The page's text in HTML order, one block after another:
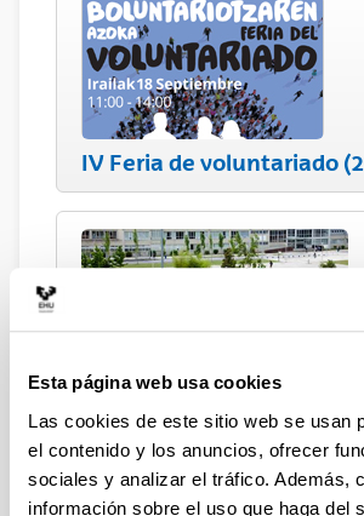
Esta página web usa cookies
Las cookies de este sitio web se usan
el contenido y los anuncios, ofrecer
sociales y analizar el tráfico. Además,
información sobre el uso que haga del
IV Feria de voluntariado
La huella ambiental y
UPV/EHU: ¿Cómo reducir
impacto?
9 de octubre de 2019
Bizkaia Aretoa (Bilbao)